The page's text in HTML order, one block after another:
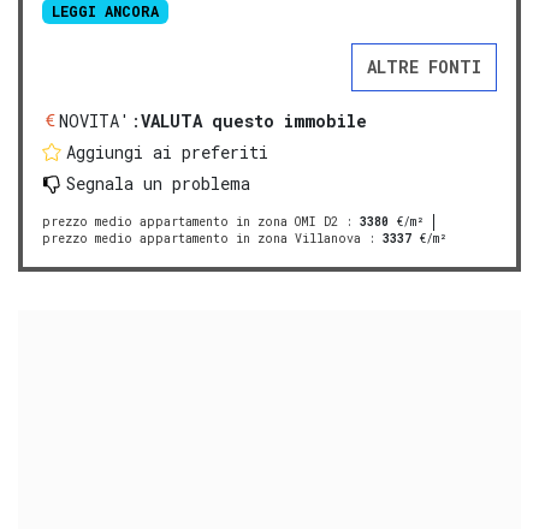
LEGGI ANCORA
ALTRE FONTI
NOVITA':VALUTA questo immobile
Aggiungi ai preferiti
Segnala un problema
prezzo medio appartamento in zona OMI D2 : 3380 €/m²
prezzo medio appartamento in zona Villanova : 3337 €/m²